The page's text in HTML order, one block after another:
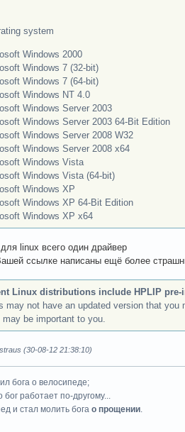
system
Windows 2000
Windows 7 (32-bit)
Windows 7 (64-bit)
Windows NT 4.0
Windows Server 2003
Windows Server 2003 64-Bit Edition
Windows Server 2008 W32
Windows Server 2008 x64
Windows Vista
Windows Vista (64-bit)
Windows XP
Windows XP 64-Bit Edition
Windows XP x64
linux всего один драйвер
ссылке написаны ещё более
Linux distributions include HPLIP pre-
may not have an updated version that
be important to you.
(30-08-12 21:38:10)
бога о велосипеде;
работает по-другому...
и стал молить бога о прощении